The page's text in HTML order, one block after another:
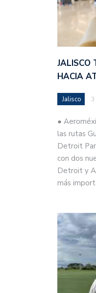
JALISCO
HACIA
Jalisco
●
las rutas
Detroit
con dos
Detroit y
más